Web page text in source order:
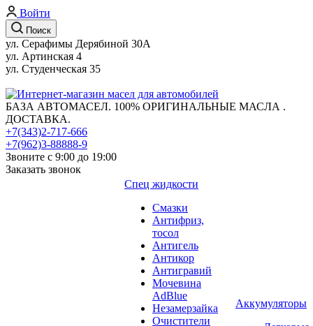
Войти
Поиск
ул. Серафимы Дерябиной 30А
ул. Артинская 4
ул. Студенческая 35
БАЗА АВТОМАСЕЛ. 100% ОРИГИНАЛЬНЫЕ МАСЛА .
ДОСТАВКА.
+7(343)2-717-666
+7(962)3-88888-9
Звоните с 9:00 до 19:00
Заказать звонок
Спец жидкости
Смазки
Антифриз,
тосол
Антигель
Антикор
Антигравий
Мочевина
AdBlue
Незамерзайка
Очистители
Аккумуляторы